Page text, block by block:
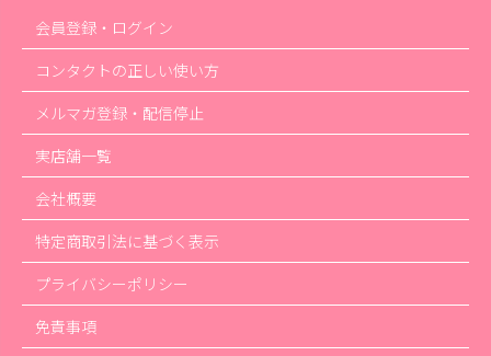
会員登録・ログイン
コンタクトの正しい使い方
メルマガ登録・配信停止
実店舗一覧
会社概要
特定商取引法に基づく表示
プライバシーポリシー
免責事項